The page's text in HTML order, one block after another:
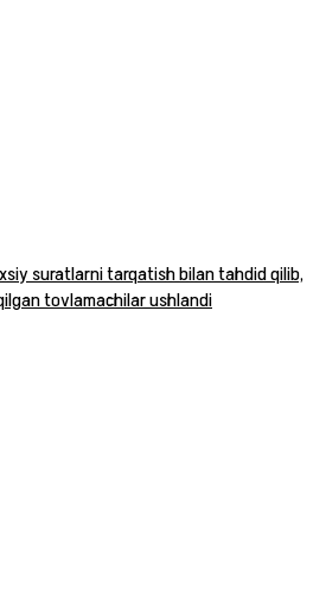
suratlarni tarqatish bilan tahdid qilib,
tovlamachilar ushlandi